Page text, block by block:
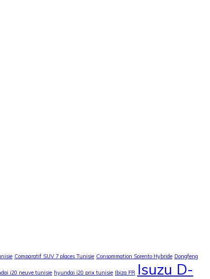
Comparatif SUV 7 places Tunisie Consommation Sorento Hybride Dongfeng
i20 neuve tunisie hyundai i20 prix tunisie Ibiza FR Isuzu D-